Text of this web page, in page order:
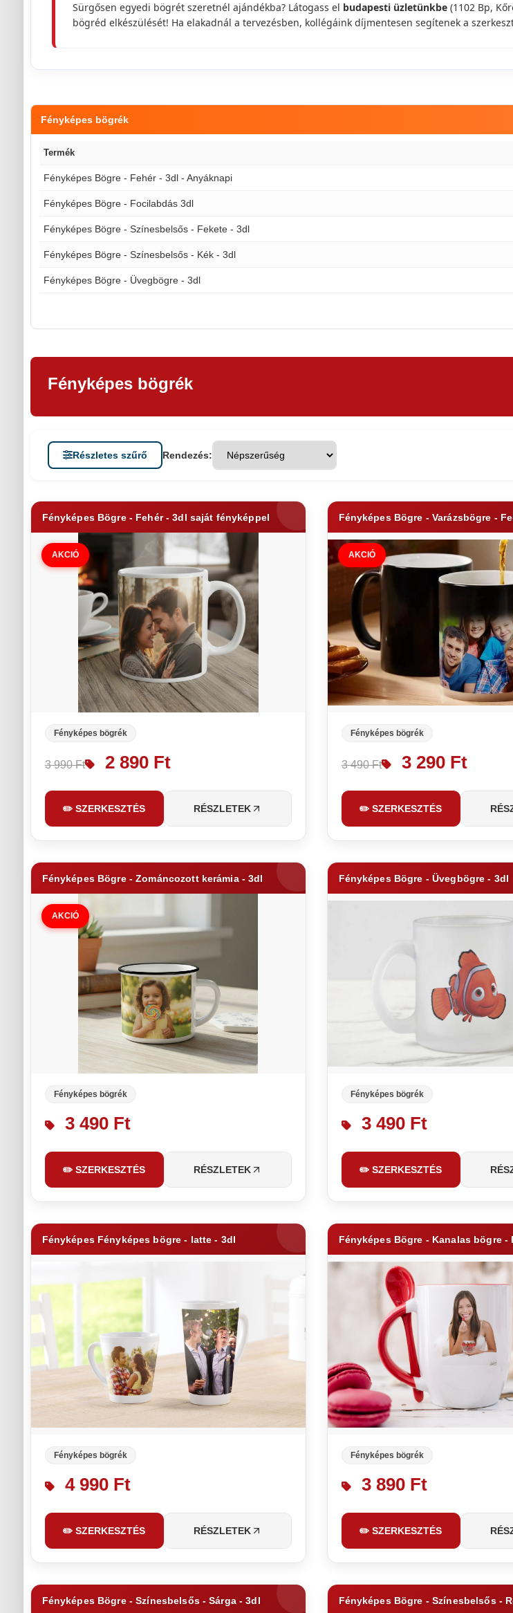
Sürgősen egyedi bögrét szeretnél ajándékba? Látogass el budapesti üzletünkbe(1102 Bp,
bögréd elkészülését! Ha elakadnál a tervezésben, kollégáink díjmentesen segítenek a
Fényképes bögrék
Termék
Fényképes Bögre - Fehér - 3dl - Anyáknapi
Fényképes Bögre - Focilabdás 3dl
Fényképes Bögre - Színesbelsős - Fekete - 3dl
Fényképes Bögre - Színesbelsős - Kék - 3dl
Fényképes Bögre - Üvegbögre - 3dl
Fényképes bögrék
Részletes szűrő Rendezés:
Fényképes Bögre - Fehér - 3dl saját fényképpel
AKCIÓ
Fényképes bögrék
3 990 Ft 2 890 Ft
✏️ SZERKESZTÉS RÉSZLETEK
Fényképes Bögre - Varázsbögre -
AKCIÓ
Fényképes bögrék
3 490 Ft 3 290 Ft
✏️ SZERKESZTÉS
Fényképes Bögre - Zománcozott kerámia - 3dl
AKCIÓ
Fényképes bögrék
3 490 Ft
✏️ SZERKESZTÉS RÉSZLETEK
Fényképes Bögre - Üvegbögre - 3dl
Fényképes bögrék
3 490 Ft
✏️ SZERKESZTÉS
Fényképes Fényképes bögre - latte - 3dl
Fényképes bögrék
4 990 Ft
✏️ SZERKESZTÉS RÉSZLETEK
Fényképes Bögre - Kanalas bögre -
Fényképes bögrék
3 890 Ft
✏️ SZERKESZTÉS
Fényképes Bögre - Színesbelsős - Sárga - 3dl Fényképes Bögre - Színesbelsős -